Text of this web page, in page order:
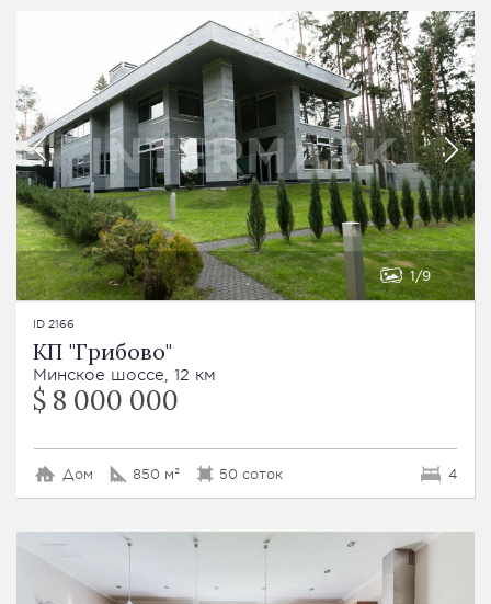
1 9
ID 2166
КП "Грибово"
Минское шоссе, 12 км
$ 8 000 000
Дом 850 м² 50 соток 4